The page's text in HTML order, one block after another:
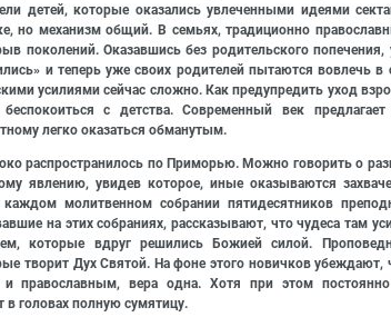
детей, которые оказались увлеченными идеями
но механизм общий. В семьях, традиционно
поколений. Оказавшись без родительского
и теперь уже своих родителей пытаются вовлечь в
усилиями сейчас сложно. Как предупредить уход
с детства. Современный век
легко оказаться обманутым.
распространилось по Приморью. Можно говорить о
явлению, увидев которое, иные оказываются
молитвенном собрании пятидесятников
на этих собраниях, рассказывают, что чудеса там
которые вдруг решились Божией силой.
творит Дух Святой. На фоне этого новичков убеждают,
православным, вера одна. Хотя при этом постоянно
в головах полную сумятицу.